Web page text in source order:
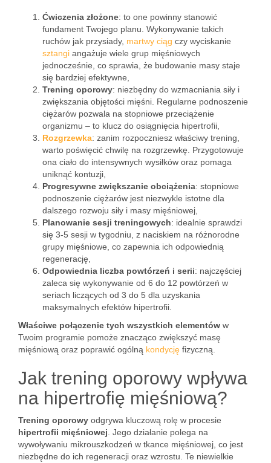
Ćwiczenia złożone: to one powinny stanowić
fundament Twojego planu. Wykonywanie takich
ruchów jak przysiady, martwy ciąg czy wyciskanie
sztangi angażuje wiele grup mięśniowych
jednocześnie, co sprawia, że budowanie masy staje
się bardziej efektywne,
Trening oporowy: niezbędny do wzmacniania siły i
zwiększania objętości mięśni. Regularne podnoszenie
ciężarów pozwala na stopniowe przeciążenie
organizmu – to klucz do osiągnięcia hipertrofii,
Rozgrzewka: zanim rozpoczniesz właściwy trening,
warto poświęcić chwilę na rozgrzewkę. Przygotowuje
ona ciało do intensywnych wysiłków oraz pomaga
uniknąć kontuzji,
Progresywne zwiększanie obciążenia: stopniowe
podnoszenie ciężarów jest niezwykle istotne dla
dalszego rozwoju siły i masy mięśniowej,
Planowanie sesji treningowych: idealnie sprawdzi
się 3-5 sesji w tygodniu, z naciskiem na różnorodne
grupy mięśniowe, co zapewnia ich odpowiednią
regenerację,
Odpowiednia liczba powtórzeń i serii: najczęściej
zaleca się wykonywanie od 6 do 12 powtórzeń w
seriach liczących od 3 do 5 dla uzyskania
maksymalnych efektów hipertrofii.
Właściwe połączenie tych wszystkich elementów w
Twoim programie pomoże znacząco zwiększyć masę
mięśniową oraz poprawić ogólną kondycję fizyczną.
Jak trening oporowy wpływa
na hipertrofię mięśniową?
Trening oporowy odgrywa kluczową rolę w procesie
hipertrofii mięśniowej . Jego działanie polega na
wywoływaniu mikrouszkodzeń w tkance mięśniowej, co jest
niezbędne do ich regeneracji oraz wzrostu. Te niewielkie